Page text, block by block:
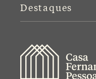
Destaques